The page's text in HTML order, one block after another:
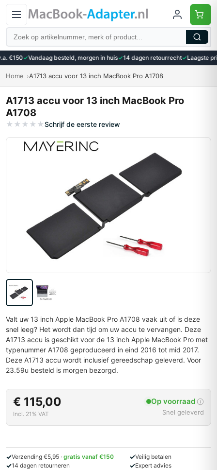
€150✓Vandaag besteld, morgen in huis✓14 dagen retourrecht✓Laagste
Home A1713 accu voor 13 inch MacBook Pro A1708
A1713 accu voor 13 inch MacBook Pro
A1708
★ ★ ★ ★ ★Schrijf de eerste review
Valt uw 13 inch Apple MacBook Pro A1708 vaak uit of is deze
snel leeg? Het wordt dan tijd om uw accu te vervangen. Deze
A1713 accu is geschikt voor de 13 inch Apple MacBook Pro met
typenummer A1708 geproduceerd in eind 2016 tot mid 2017.
Deze A1713 accu wordt inclusief gereedschap geleverd. Voor
23.59u besteld is morgen bezorgd.
€ 115,00
Incl. 21% VAT
Op voorraad
Snel geleverd
✓Verzending €5,95 · gratis vanaf €150 ✓Veilig betalen
✓14 dagen retourneren ✓Expert advies